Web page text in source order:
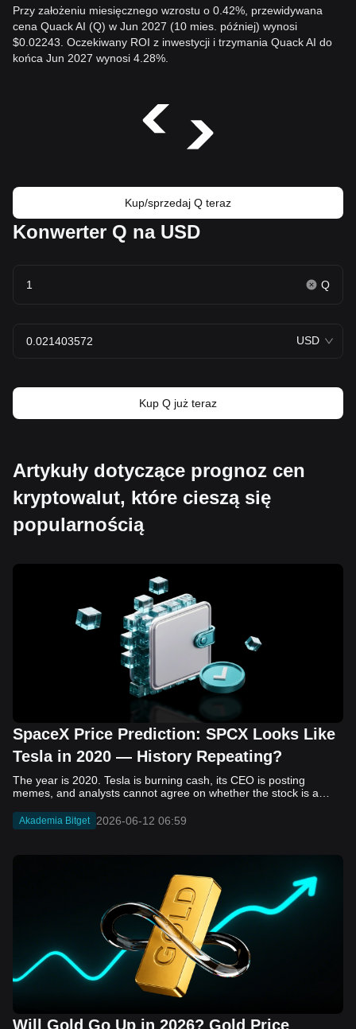
Przy założeniu miesięcznego wzrostu o 0.42%, przewidywana
cena Quack AI (Q) w Jun 2027 (10 mies. później) wynosi
$0.02243. Oczekiwany ROI z inwestycji i trzymania Quack AI do
końca Jun 2027 wynosi 4.28%.
Kup/sprzedaj Q teraz
Konwerter Q na USD
Q
USD
Kup Q już teraz
Artykuły dotyczące prognoz cen
kryptowalut, które cieszą się
popularnością
SpaceX Price Prediction: SPCX Looks Like
Tesla in 2020 — History Repeating?
The year is 2020. Tesla is burning cash, its CEO is posting memes, and analysts cannot agree on whether the stock is a generational opportunity or an elaborate joke. Now replace Tesla with SpaceX. Replace 2020 with 2026. The debate looks almost identical, and SPCX is set to hit the Nasdaq on June 12. The offering price is $135 per share. The implied valuation is $1.75 trillion. For anyone who watched Tesla run 700% that year, the pattern is hard to unsee. History does not repeat, but it rhymes often enough to pay attention. Before sizing into SPCX on day one, investors need to understand what actually drove Tesla's re-rating, whether SpaceX has the same ingredients, and where the comparison quietly falls apart. That is what this piece covers, with numbers. Five structural parallels that make SPCX feel like TSLA 2020. Five critical differences that could make trade painful. And the exact price levels and execution metrics will tell you whether this rocket clears the atmosphere or comes apart on ascent. Tesla in 2020 — The Flashback Every Investor Needs To understand the TSLA/SPCX parallel, you need to remember what Tesla actually looked like at the start of 2020. Not in hindsight. Through the eyes of a skeptic. Tesla, Inc. (TSLA) Price History Source: Yahoo Finance In January of that year, Tesla was trading at roughly $28 on a split-adjusted basis. The company had just barely posted its first full-year GAAP profit, capping nearly a decade of consecutive annual losses. Revenue was growing fast, but the valuation was already uncomfortable by any conventional measure. The price-to-earnings ratio peaked at 940x by Q4 2020, a number that triggered every value screen on the planet. The bear case was loud and well-reasoned. Tesla was a car company with car-company margins, going up against century-old manufacturers with far deeper pockets. The stock had already run hard. Every rational DCF model said it was overvalued. Then the narrative shifted. Not because of a single earnings beat or a product launch. The market collectively decided that Tesla was not a car company. It was a clean energy platform, a software business, a battery technology leader, and a self-driving AI play, all in one ticker. Once that frame took hold, traditional valuation metrics lost their grip as anchors. Retail investors piled in. Institutional funds that had stayed on the sidelines were forced to buy when Tesla was added to the SP 500 in December. The feedback loop closed hard and fast. By the end of 2020, the stock had risen 743% from its March lows, making it the largest company ever added to the index at the time of inclusion. The lesson is not that Tesla was cheap. It was not. The lesson is that Tesla's 2020 rally had almost nothing to do with fundamentals catching up to price. It was the market repricing the total addressable market and the probability of dominance. That distinction is the entire reason the SPCX conversation is worth having. The Parallel — Why SPCX Feels Like TSLA 2020 The similarities between SpaceX today and Tesla in 2020 are not superficial. They span five structural dimensions that matter to how markets re-rate a stock. The visionary founder effect: Tesla in 2020 was inseparable from Elon Musk. His vision, execution record, and ability to shape investor narratives were central to the thesis. SpaceX in 2026 is similar. Investors are not just buying a launch company; they are buying a vision of a multi-planetary future and a global communications network powered by Starlink. That founder premium is powerful, but it also creates key-person risk. Unprofitable on paper, but the underlying business is real: SpaceX’s headline GAAP losses may appear concerning, but adjusted EBITDA and Starlink’s profitability suggest the core business is already generating substantial economic value. Tesla investors who looked beyond reported losses before 2020 were ultimately rewarded. The question is whether SpaceX merits the same long-term patience. Dominant in a market that is just getting started: Tesla led the EV market just as adoption began accelerating. SpaceX occupies a similar position in the emerging space economy. Starlink has already achieved global scale, while Starship could dramatically lower launch costs if commercial operations mature, potentially reshaping the economics of the entire industry. A valuation that does not make sense on traditional metrics, and may not need to: SpaceX’s valuation appears extreme by conventional measures, much like Tesla’s did in 2020. Traditional valuation frameworks are not necessarily wrong, but when a company is creating a new category, they may fail to capture the scale of future opportunities. Retail conviction meets institutional hesitation: Tesla’s 2020 rally was fueled by strong retail demand and skepticism from many institutional investors. SpaceX could follow a similar path, with intense retail enthusiasm, cautious institutions, and potential future index inclusion creating demand that extends beyond near-term fundamentals. The Bull Case — If History Repeats If the Tesla 2020 parallel holds, what does the upside actually look like in numbers? Starlink's ceiling is much higher than $11.4 billion: Starlink still reaches only a fraction of its addressable market. With Starship enabling faster and cheaper satellite deployment, analysts project Starlink revenue could reach $30 to $50 billion annually by 2030. At a 40% operating margin, that implies $12 to $20 billion in operating profit from Starlink alone. Starship changes the economics of everything: If commercial Starship operations begin in the second half of 2026, the impact goes beyond lower launch costs. It could unlock new markets, accelerate satellite deployment, and reshape the economics of the entire launch industry. Even partial success would imply a much larger company than what traditional valuation models capture today. A Mars mission timeline becomes the narrative re-rating catalyst: Tesla’s re-rating happened when EV adoption moved from fringe to mainstream consensus. For SpaceX, the equivalent moment could come when a credible human Mars transit shifts from vision to scheduled mission. That would be less a financial event than a narrative event, and narrative events are what drive extreme re-ratings. The price target scenarios, modeled on Starlink growth and Starship commercialization, look like this: Scenario Implied Price by 2030 Basis Base Case $200 to $250 Starlink at $25B revenue, 35x EV/Revenue Bull Case $300 to $400 Starlink at $40B plus Starship commercial ops at scale Extreme Bull $500+ Full narrative re-rating plus index inclusion demand shock One more number worth sitting with: if SPCX mirrors Tesla’s exact 2020 to 2021 trajectory, a 700% move from the IPO price implies roughly $1,080 per share and a market cap above $14 trillion. That is not a price target. It is a thought experiment about maximum narrative compression when the market decides a company is no longer just a company, but a civilizational bet. The Bear Case — Where the Analogy Breaks Down The Tesla parallel is compelling, but incomplete. There are five places where the comparison breaks down, and ignoring them is how investors get hurt. SpaceX's biggest customer is the government: Tesla in 2020 was a consumer business with diversified demand from individual buyers. SpaceX is different. A meaningful share of revenue comes from NASA, the Department of Defense, and other government agencies. That makes SpaceX partly a defense and aerospace contractor, with budget, policy, and political risks Tesla never faced. You are buying the economics without the control: Public investors may participate in the upside, but Class A shares carry little meaningful voting power. Elon Musk retains strategic control. That may support the founder premium, but it also means shareholders have limited recourse if priorities shift, attention drifts, or decisions favor long-term missions over near-term profitability. Regulatory risk is structural, not episodic: Tesla faced regulatory scrutiny, but SpaceX depends on approvals for launches, environmental reviews, and commercial space operations. A major launch failure, extended FAA hold, or policy shift could delay Starship, slow Starlink deployment, and damage the growth narrative at the wrong time. The valuation math is genuinely difficult to defend: At a $1.75 trillion valuation, SpaceX is priced as if several major outcomes have already gone right: scaled Starship operations, massive Starlink growth, and a Mars-driven narrative premium. Reasonable base-case valuations sit far below the IPO price, meaning investors are effectively paying for the bull case upfront. The 2022 lesson exists and should not be dismissed: Tesla’s 2020 surge was followed by a brutal 2022 drawdown. The same retail conviction and founder premium that powered the rally became liabilities when sentiment turned. If SPCX follows the Tesla path, investors must account for both the euphoric upside and the volatility that may follow. The Tokenized Futures Signal — What Pre-Market Activity Is Telling Us Before SPCX officially trades on Nasdaq, there is already a market pricing it: the on-chain tokenized futures market on Bitget. Tokenized futures offer a live sentiment read: SPCXUSDT perpetual contracts have created real-time price discovery before the IPO. This matters because the participant base is retail-heavy, global, and conviction-driven, making it a useful signal traditional IPO indicators may miss. Positive funding suggests long-side enthusiasm: If funding rates remain persistently positive, traders are paying a premium to stay long. That points to strong retail conviction and limited short-side p
Akademia Bitget 2026-06-12 06:59
Will Gold Go Up in 2026? Gold Price